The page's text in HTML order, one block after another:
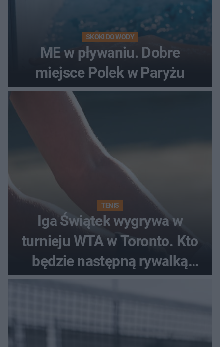
SKOKI DO WODY
ME w pływaniu. Dobre
miejsce Polek w Paryżu
TENIS
Iga Świątek wygrywa w
turnieju WTA w Toronto. Kto
będzie następną rywalką
Polki?